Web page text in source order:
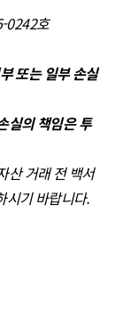
0242호
또는 일부 손실
실의 책임은 투
산 거래 전 백서
시기 바랍니다.